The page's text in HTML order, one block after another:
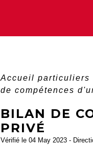
Accueil particuliers
de compétences
BILAN DE
PRIVÉ
Vérifié le 04 May 2023 -